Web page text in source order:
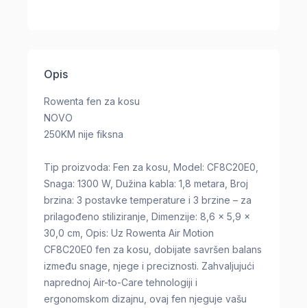
Opis
Rowenta fen za kosu
NOVO
250KM nije fiksna
Tip proizvoda: Fen za kosu, Model: CF8C20E0,
Snaga: 1300 W, Dužina kabla: 1,8 metara, Broj
brzina: 3 postavke temperature i 3 brzine – za
prilagođeno stiliziranje, Dimenzije: 8,6 x 5,9 x
30,0 cm, Opis: Uz Rowenta Air Motion
CF8C20E0 fen za kosu, dobijate savršen balans
između snage, njege i preciznosti. Zahvaljujući
naprednoj Air-to-Care tehnologiji i
ergonomskom dizajnu, ovaj fen njeguje vašu